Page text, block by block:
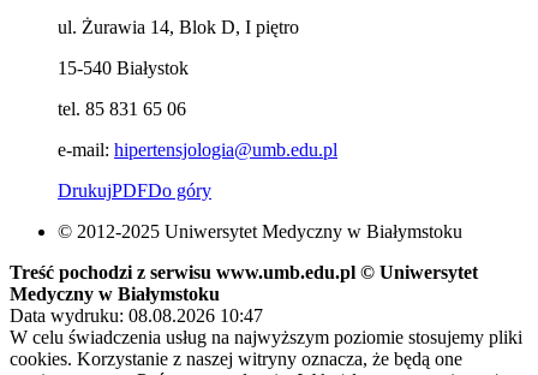
ul. Żurawia 14, Blok D, I piętro
15-540 Białystok
tel. 85 831 65 06
e-mail: hipertensjologia@umb.edu.pl
DrukujPDFDo góry
© 2012-2025 Uniwersytet Medyczny w Białymstoku
Treść pochodzi z serwisu www.umb.edu.pl © Uniwersytet
Medyczny w Białymstoku
Data wydruku: 08.08.2026 10:47
W celu świadczenia usług na najwyższym poziomie stosujemy pliki
cookies. Korzystanie z naszej witryny oznacza, że będą one